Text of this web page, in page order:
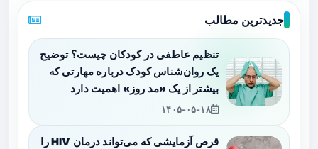
جدیدترین مطالب
تنظیم عاطفی در کودکان چیست؟ توضیح
یک روان‌شناس کودک درباره مهارتی که
بیشتر از یک «مد روز» اهمیت دارد
۱۴۰۵-۰۵-۱۸
قرص آزمایشی که می‌تواند درمان HIV را